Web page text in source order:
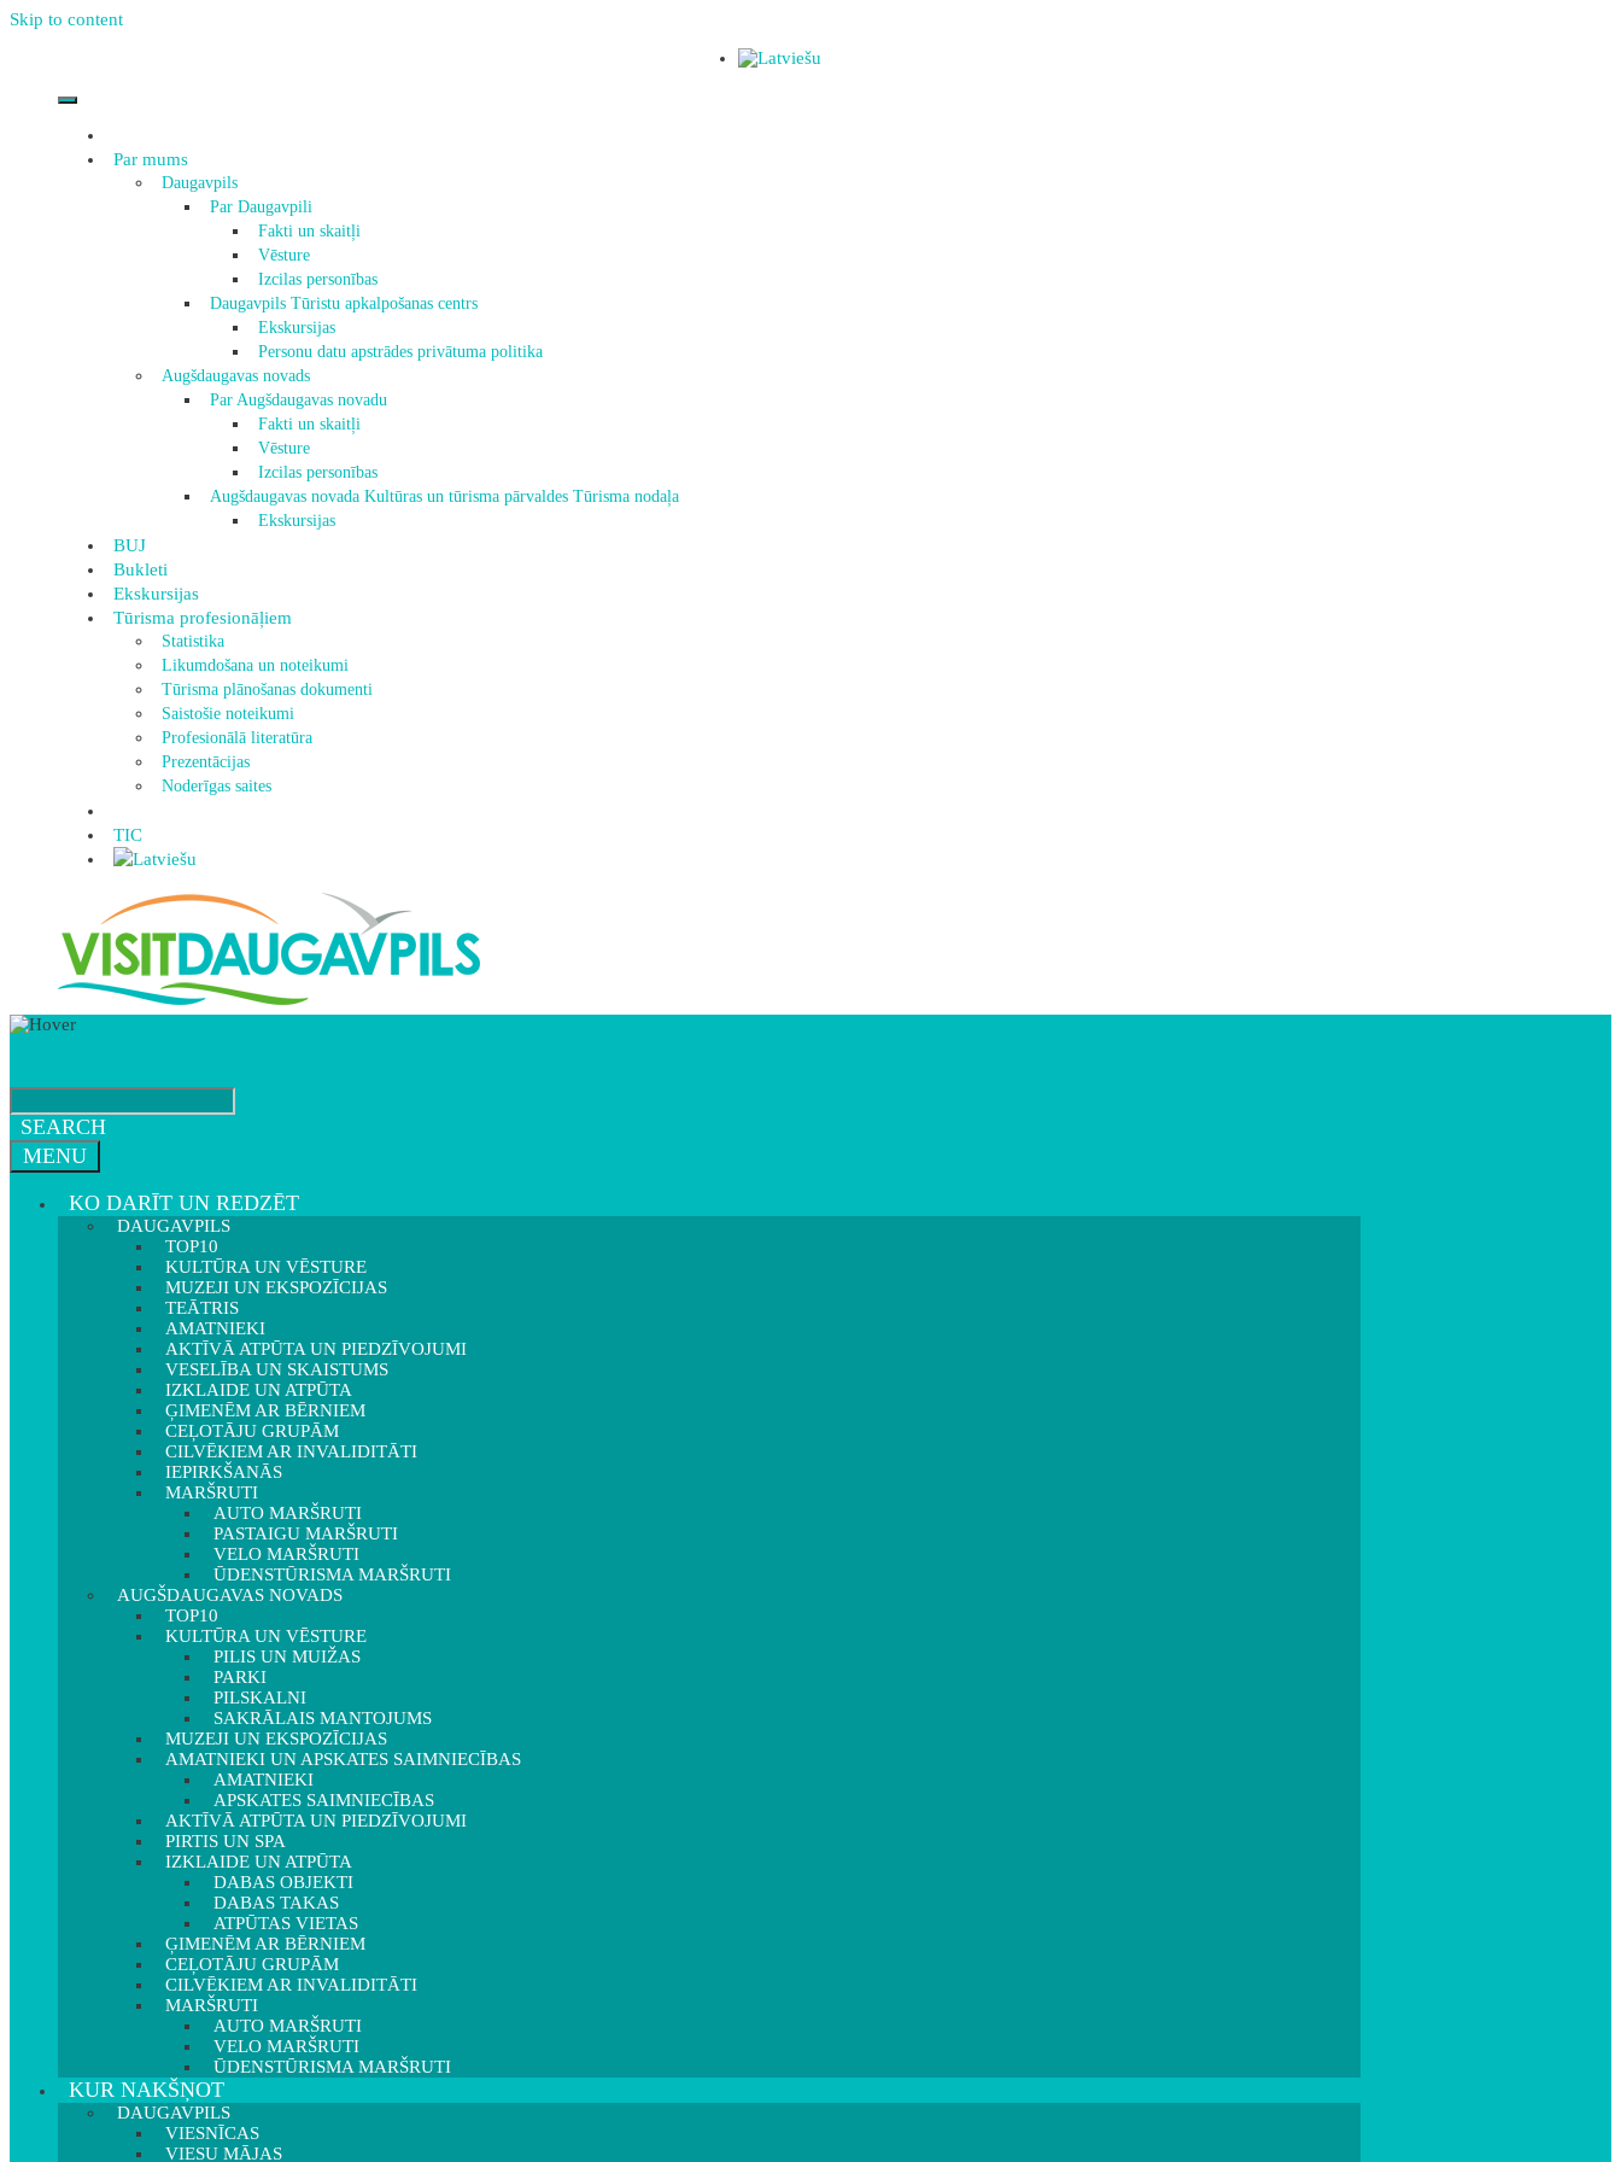
Skip to content
Par mums
Daugavpils
Par Daugavpili
Fakti un skaitļi
Vēsture
Izcilas personības
Daugavpils Tūristu apkalpošanas centrs
Ekskursijas
Personu datu apstrādes privātuma politika
Augšdaugavas novads
Par Augšdaugavas novadu
Fakti un skaitļi
Vēsture
Izcilas personības
Augšdaugavas novada Kultūras un tūrisma pārvaldes Tūrisma nodaļa
Ekskursijas
BUJ
Bukleti
Ekskursijas
Tūrisma profesionāļiem
Statistika
Likumdošana un noteikumi
Tūrisma plānošanas dokumenti
Saistošie noteikumi
Profesionālā literatūra
Prezentācijas
Noderīgas saites
TIC
SEARCH
MENU
KO DARĪT UN REDZĒT
DAUGAVPILS
TOP10
KULTŪRA UN VĒSTURE
MUZEJI UN EKSPOZĪCIJAS
TEĀTRIS
AMATNIEKI
AKTĪVĀ ATPŪTA UN PIEDZĪVOJUMI
VESELĪBA UN SKAISTUMS
IZKLAIDE UN ATPŪTA
ĢIMENĒM AR BĒRNIEM
CEĻOTĀJU GRUPĀM
CILVĒKIEM AR INVALIDITĀTI
IEPIRKŠANĀS
MARŠRUTI
AUTO MARŠRUTI
PASTAIGU MARŠRUTI
VELO MARŠRUTI
ŪDENSTŪRISMA MARŠRUTI
AUGŠDAUGAVAS NOVADS
TOP10
KULTŪRA UN VĒSTURE
PILIS UN MUIŽAS
PARKI
PILSKALNI
SAKRĀLAIS MANTOJUMS
MUZEJI UN EKSPOZĪCIJAS
AMATNIEKI UN APSKATES SAIMNIECĪBAS
AMATNIEKI
APSKATES SAIMNIECĪBAS
AKTĪVĀ ATPŪTA UN PIEDZĪVOJUMI
PIRTIS UN SPA
IZKLAIDE UN ATPŪTA
DABAS OBJEKTI
DABAS TAKAS
ATPŪTAS VIETAS
ĢIMENĒM AR BĒRNIEM
CEĻOTĀJU GRUPĀM
CILVĒKIEM AR INVALIDITĀTI
MARŠRUTI
AUTO MARŠRUTI
VELO MARŠRUTI
ŪDENSTŪRISMA MARŠRUTI
KUR NAKŠŅOT
DAUGAVPILS
VIESNĪCAS
VIESU MĀJAS